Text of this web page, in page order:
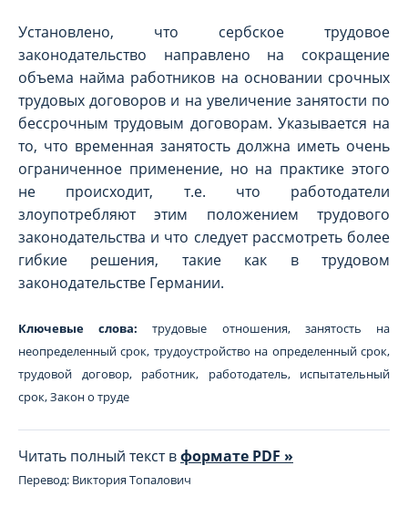
Установлено, что сербское трудовое
законодательство направлено на сокращение
объема найма работников на основании срочных
трудовых договоров и на увеличение занятости по
бессрочным трудовым договорам. Указывается на
то, что временная занятость должна иметь очень
ограниченное применение, но на практике этого
не происходит, т.е. что работодатели
злоупотребляют этим положением трудового
законодательства и что следует рассмотреть более
гибкие решения, такие как в трудовом
законодательстве Германии.
Ключевые слова: трудовые отношения, занятость на
неопределенный срок, трудоустройство на определенный срок,
трудовой договор, работник, работодатель, испытательный
срок, Закон о труде
Читать полный текст вформате PDF »
Перевод: Виктория Топалович